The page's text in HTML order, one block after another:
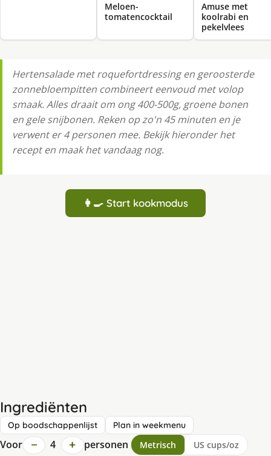
Meloen-
tomatencocktail
Amuse met
koolrabi en
pekelvlees
Hertensalade met roquefortdressing en geroosterde
zonnebloempitten combineert eenvoud met volop
smaak. Alles draait om ong 400-500g, groene bonen
en gele snijbonen. Reken op zo'n 45 minuten en je
verwent er 4 personen mee. Bekijk hieronder het
recept en maak het vandaag nog.
👩‍🍳 Start kookmodus
Ingrediënten
Op boodschappenlijst Plan in weekmenu
Voor − 4 + personen Metrisch US cups/oz